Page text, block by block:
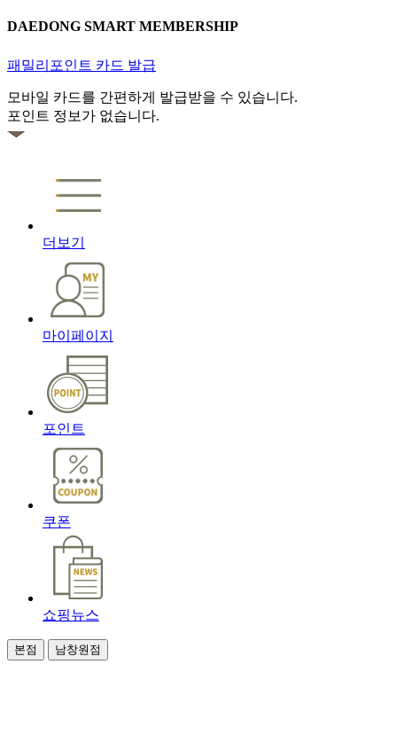
DAEDONG SMART MEMBERSHIP
패밀리포인트 카드 발급
모바일 카드를 간편하게 발급받을 수 있습니다.
포인트 정보가 없습니다.
더보기
마이페이지
포인트
쿠폰
쇼핑뉴스
본점 남창원점